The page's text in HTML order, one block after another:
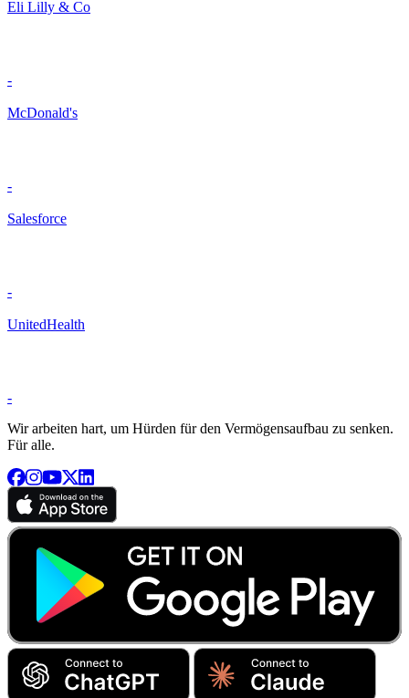
Eli Lilly & Co
-
McDonald's
-
Salesforce
-
UnitedHealth
-
Wir arbeiten hart, um Hürden für den Vermögensaufbau zu senken.
Für alle.